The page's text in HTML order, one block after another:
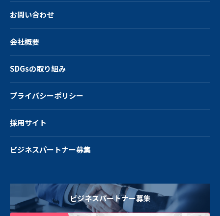
お問い合わせ
会社概要
SDGsの取り組み
プライバシーポリシー
採用サイト
ビジネスパートナー募集
ビジネスパートナー募集